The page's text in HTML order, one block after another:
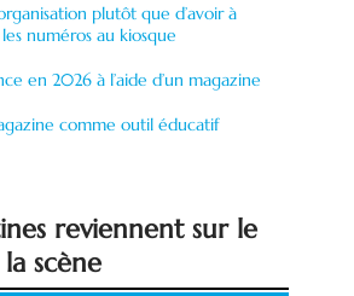
plutôt que d’avoir à
numéros au kiosque
en 2026 à l’aide d’un magazine
comme outil éducatif
reviennent sur le
scène